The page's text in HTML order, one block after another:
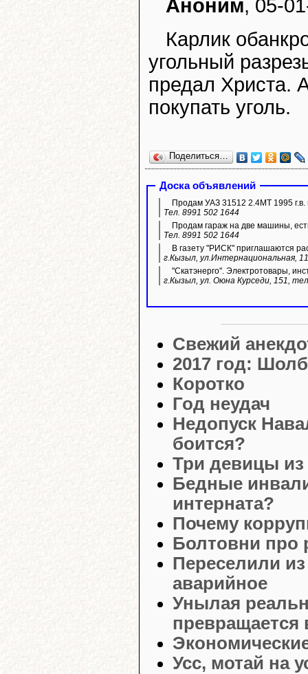
Аноним, 05-
Карлик
угольный
предал Христа.
покупать уголь.
Поделиться…
Доска объявлений
Продам УАЗ 31512 2.4МТ 1995 г.в.
Тел. 8991 502 1644
Продам гараж на две машины,
Тел. 8991 502 1644
В газету "РИСК" приглашаются
г.Кызыл, ул.Интернациональная,
"Скатэнерго". Электротовары,
г.Кызыл, ул. Оюна Курседи, 151,
Свежий
2017 год:
Коротко
Год неудач
Недопуск
боится?
Три девицы из
Бедные
интерната?
Почему
Болтовни про
Переселили
аварийное
Унылая
превращается
Усс, мотай на